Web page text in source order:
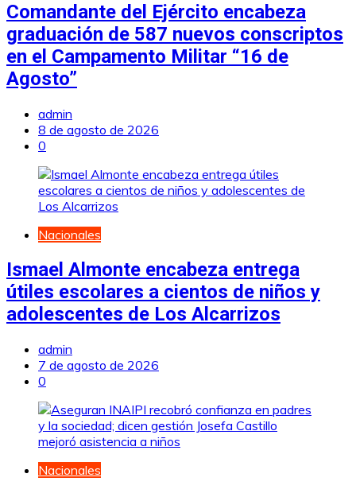
Comandante del Ejército encabeza
graduación de 587 nuevos conscriptos
en el Campamento Militar “16 de
Agosto”
admin
8 de agosto de 2026
0
Nacionales
Ismael Almonte encabeza entrega
útiles escolares a cientos de niños y
adolescentes de Los Alcarrizos
admin
7 de agosto de 2026
0
Nacionales